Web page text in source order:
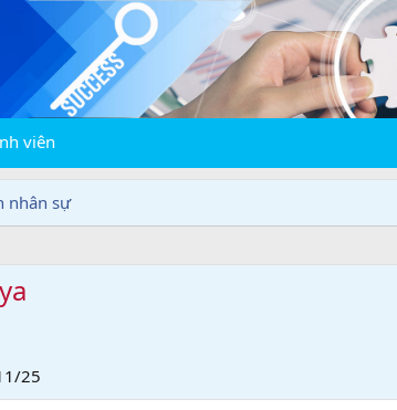
viên
nhân sự
25